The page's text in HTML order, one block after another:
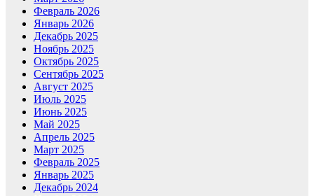
Февраль 2026
Январь 2026
Декабрь 2025
Ноябрь 2025
Октябрь 2025
Сентябрь 2025
Август 2025
Июль 2025
Июнь 2025
Май 2025
Апрель 2025
Март 2025
Февраль 2025
Январь 2025
Декабрь 2024